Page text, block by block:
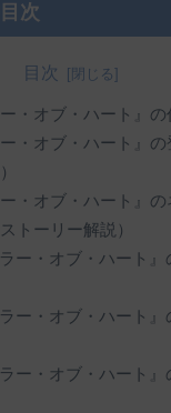
次
目次
・オブ・ハート』の
・オブ・ハート』の
・オブ・ハート』の
トーリー解説）
ー・オブ・ハート』
ー・オブ・ハート』
ー・オブ・ハート』